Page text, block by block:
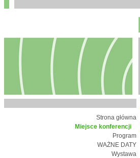
Strona główna
Miejsce konferencji
Program
WAŻNE DATY
Wystawa